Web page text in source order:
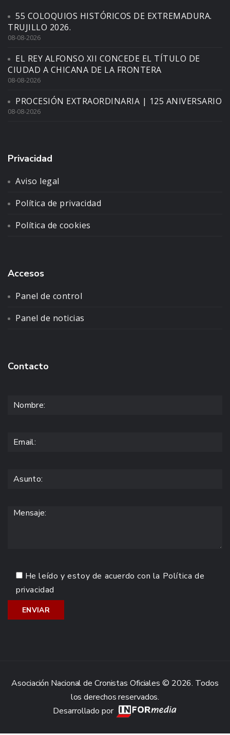
55 COLOQUIOS HISTÓRICOS DE EXTREMADURA.
TRUJILLO 2026.
08-08-2026
EL REY ALFONSO XII CONCEDE EL TÍTULO DE
CIUDAD A CHICANA DE LA FRONTERA
08-08-2026
PROCESIÓN EXTRAORDINARIA | 125 ANIVERSARIO
08-08-2026
Privacidad
Aviso legal
Política de privacidad
Política de cookies
Accesos
Panel de control
Panel de noticias
Contacto
He leído y estoy de acuerdo con la Política de
privacidad
Asociación Nacional de Cronistas Oficiales © 2026. Todos
los derechos reservados.
Desarrollado por